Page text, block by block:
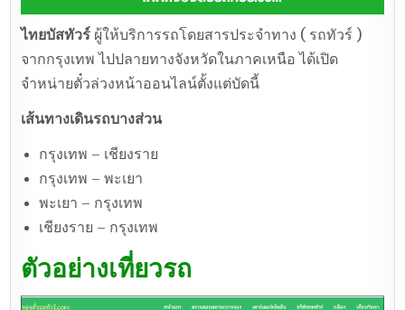
ไทยบัสทัวร์ ผู้ให้บริการรถโดยสารประจำทาง ( รถทัวร์ )
จากกรุงเทพ ไปปลายทางจังหวัดในภาคเหนือ ได้เปิด
จำหน่ายตั๋วล่วงหน้าออนไลน์ตั้งแต่บัดนี้
เส้นทางเดินรถบางส่วน
กรุงเทพ – เชียงราย
กรุงเทพ – พะเยา
พะเยา – กรุงเทพ
เชียงราย – กรุงเทพ
ตัวอย่างเที่ยวรถ